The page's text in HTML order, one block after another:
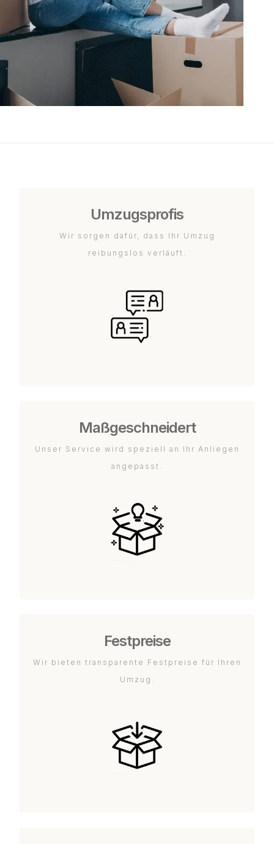
Umzugsprofis
Wir sorgen dafür, dass Ihr Umzug
reibungslos verläuft.
Maßgeschneidert
Unser Service wird speziell an Ihr Anliegen
angepasst.
Festpreise
Wir bieten transparente Festpreise für Ihren
Umzug.